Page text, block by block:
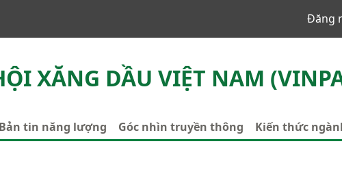
Đăng
XĂNG DẦU VIỆT NAM
Bản tin năng lượng Góc nhìn truyền thông Kiến thức